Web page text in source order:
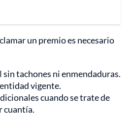
un premio es necesario
tachones ni enmendaduras.
vigente.
cuando se trate de
cuantía.